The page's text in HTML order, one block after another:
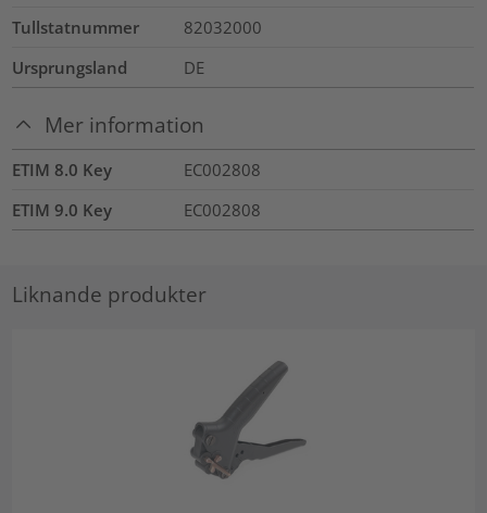
Tullstatnummer
82032000
Ursprungsland
DE
Mer information
ETIM 8.0 Key
EC002808
ETIM 9.0 Key
EC002808
Liknande produkter